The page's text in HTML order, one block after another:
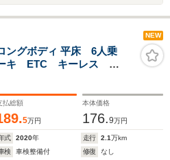
NEW
ングボディ 平床 6人乗
キ ETC キーレス
転席エアバッグ ラジ
ドアロック 光軸調整
払総額
5万円
本体価格
176.9万円
式 2020年 走行 2.1万km
検
車検整備付 修復
なし